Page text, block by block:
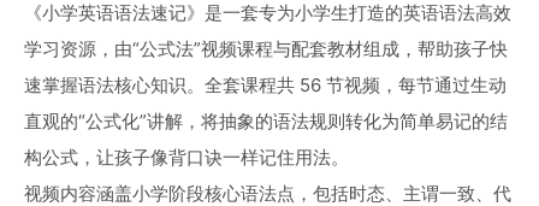
《小学英语语法速记》是一套专为小学生打造的英语语法高效
学习资源，由“公式法”视频课程与配套教材组成，帮助孩子快
速掌握语法核心知识。全套课程共 56 节视频，每节通过生动
直观的“公式化”讲解，将抽象的语法规则转化为简单易记的结
构公式，让孩子像背口诀一样记住用法。
视频内容涵盖小学阶段核心语法点，包括时态、主谓一致、代